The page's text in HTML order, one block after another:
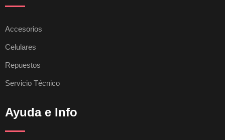
Accesorios
Celulares
Repuestos
Servicio Técnico
Ayuda e Info